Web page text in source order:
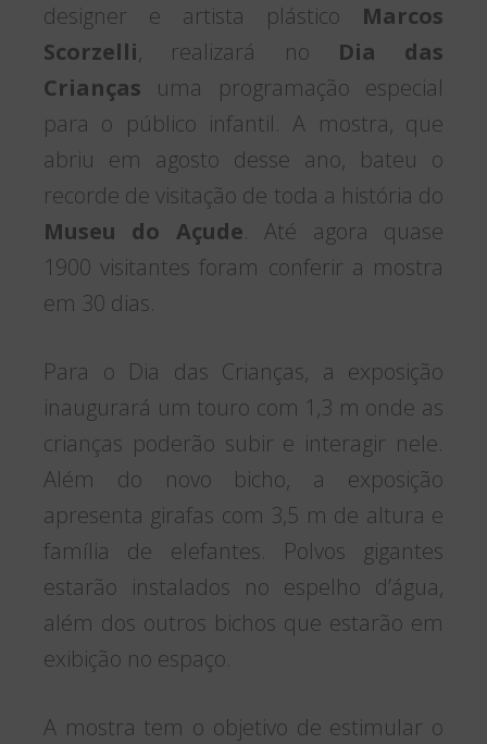
designer e artista plástico Marcos
Scorzelli, realizará no Dia das
Crianças uma programação especial
para o público infantil. A mostra, que
abriu em agosto desse ano, bateu o
recorde de visitação de toda a história do
Museu do Açude. Até agora quase
1900 visitantes foram conferir a mostra
em 30 dias.
Para o Dia das Crianças, a exposição
inaugurará um touro com 1,3 m onde as
crianças poderão subir e interagir nele.
Além do novo bicho, a exposição
apresenta girafas com 3,5 m de altura e
família de elefantes. Polvos gigantes
estarão instalados no espelho d’água,
além dos outros bichos que estarão em
exibição no espaço.
A mostra tem o objetivo de estimular o